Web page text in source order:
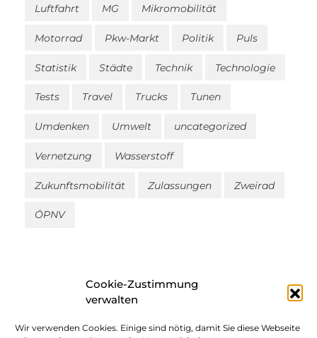
Cookie-Zustimmung
verwalten
Wir verwenden Cookies. Einige sind nötig, damit Sie diese Webseite
Luftfahrt MG Mikromobilität
Motorrad Pkw-Markt Politik Puls
Statistik Städte Technik Technologie
Tests Travel Trucks Tunen
Umdenken Umwelt uncategorized
Vernetzung Wasserstoff
Zukunftsmobilität Zulassungen Zweirad
ÖPNV